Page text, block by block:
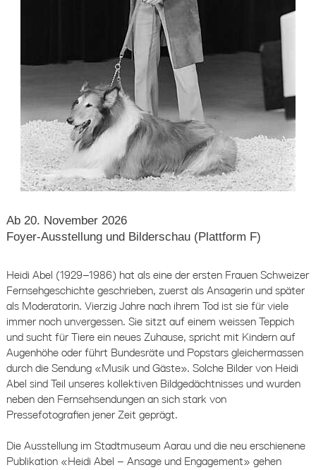
Ab 20. November 2026
Foyer-Ausstellung und Bilderschau (Plattform F)
Heidi Abel (1929–1986) hat als eine der ersten Frauen Schweizer
Fernsehgeschichte geschrieben, zuerst als Ansagerin und später
als Moderatorin. Vierzig Jahre nach ihrem Tod ist sie für viele
immer noch unvergessen. Sie sitzt auf einem weissen Teppich
und sucht für Tiere ein neues Zuhause, spricht mit Kindern auf
Augenhöhe oder führt Bundesräte und Popstars gleichermassen
durch die Sendung «Musik und Gäste». Solche Bilder von Heidi
Abel sind Teil unseres kollektiven Bildgedächtnisses und wurden
neben den Fernsehsendungen an sich stark von
Pressefotografien jener Zeit geprägt.
Die Ausstellung im Stadtmuseum Aarau und die neu erschienene
Publikation «Heidi Abel – Ansage und Engagement» gehen